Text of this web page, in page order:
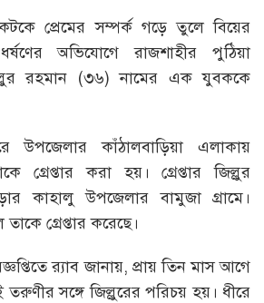
প্রেমের সম্পর্ক গড়ে তুলে বিয়ের
অভিযোগে রাজশাহীর পুঠিয়া
রহমান (৩৬) নামের এক যুবককে
উপজেলার কাঁঠালবাড়িয়া এলাকায়
গ্রেপ্তার করা হয়। গ্রেপ্তার জিল্লুর
কাহালু উপজেলার বামুজা গ্রামে।
গ্রেপ্তার করেছে।
র‌্যাব জানায়, প্রায় তিন মাস আগে
সঙ্গে জিল্লুরের পরিচয় হয়। ধীরে